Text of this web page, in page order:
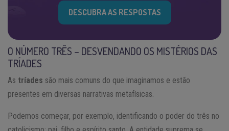
DESCUBRA AS RESPOSTAS
O NÚMERO TRÊS – DESVENDANDO OS MISTÉRIOS DAS
TRÍADES
As tríades são mais comuns do que imaginamos e estão
presentes em diversas narrativas metafísicas.
Podemos começar, por exemplo, identificando o poder do três no